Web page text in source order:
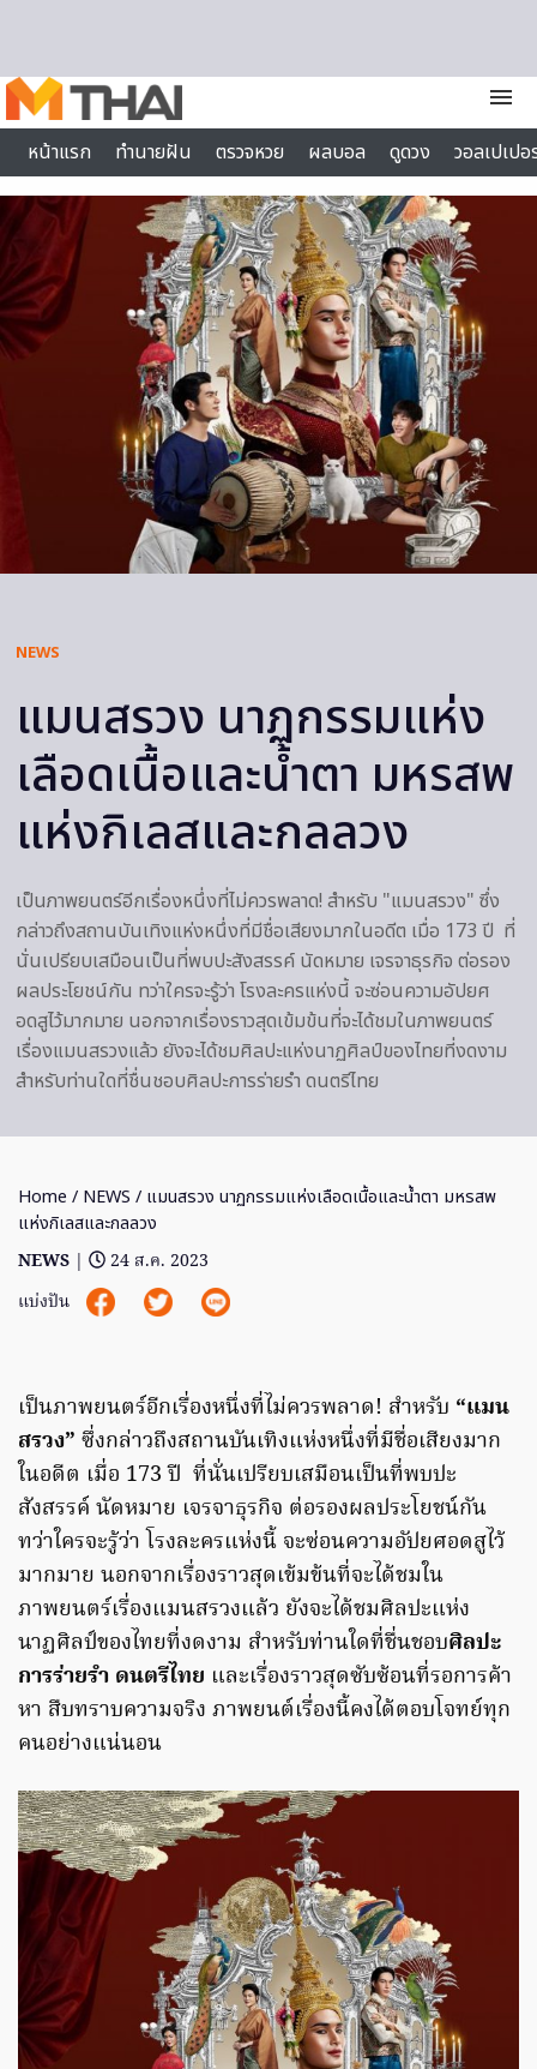
menu
หน้าแรก
ทำนายฝัน ตรวจหวย ผลบอล ดูดวง
วอลเปเป
ไลฟ์สไตล์
NEWS
แมนสรวง นาฏกรรมแห่ง
เลือดเนื้อและน้ำตา มหรสพ
แห่งกิเลสและกลลวง
เป็นภาพยนตร์อีกเรื่องหนึ่งที่ไม่ควรพลาด! สำหรับ "แมนสรวง" ซึ่ง
กล่าวถึงสถานบันเทิงแห่งหนึ่งที่มีชื่อเสียงมากในอดีต เมื่อ 173 ปี ที่
นั่นเปรียบเสมือนเป็นที่พบปะสังสรรค์ นัดหมาย เจรจาธุรกิจ ต่อรอง
ผลประโยชน์กัน ทว่าใครจะรู้ว่า โรงละครแห่งนี้ จะซ่อนความอัปยศ
อดสูไว้มากมาย นอกจากเรื่องราวสุดเข้มข้นที่จะได้ชมในภาพยนตร์
เรื่องแมนสรวงแล้ว ยังจะได้ชมศิลปะแห่งนาฏศิลป์ของไทยที่งดงาม
สำหรับท่านใดที่ชื่นชอบศิลปะการร่ายรำ ดนตรีไทย
Home / NEWS / แมนสรวง นาฏกรรมแห่งเลือดเนื้อและน้ำตา มหรสพ
แห่งกิเลสและกลลวง
NEWS |
24 ส.ค. 2023
แบ่งปัน
เป็นภาพยนตร์อีกเรื่องหนึ่งที่ไม่ควรพลาด! สำหรับ “แมน
สรวง” ซึ่งกล่าวถึงสถานบันเทิงแห่งหนึ่งที่มีชื่อเสียงมาก
ในอดีต เมื่อ 173 ปี ที่นั่นเปรียบเสมือนเป็นที่พบปะ
สังสรรค์ นัดหมาย เจรจาธุรกิจ ต่อรองผลประโยชน์กัน
ทว่าใครจะรู้ว่า โรงละครแห่งนี้ จะซ่อนความอัปยศอดสูไว้
มากมาย นอกจากเรื่องราวสุดเข้มข้นที่จะได้ชมใน
ภาพยนตร์เรื่องแมนสรวงแล้ว ยังจะได้ชมศิลปะแห่ง
นาฏศิลป์ของไทยที่งดงาม สำหรับท่านใดที่ชื่นชอบศิลปะ
การร่ายรำ ดนตรีไทย และเรื่องราวสุดซับซ้อนที่รอการค้า
หา สืบทราบความจริง ภาพยนต์เรื่องนี้คงได้ตอบโจทย์ทุก
คนอย่างแน่นอน